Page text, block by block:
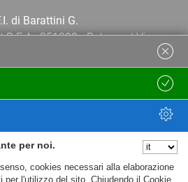
di Barattini G.
R.E.A.: 351290 - Bologna | Via
Bologna | Telefono: 051
Email: bfi@bfi.bo.it
policy
policy
per noi.
cookies necessari alla elaborazione
l'utilizzo del sito. Chiudendo il Cookie